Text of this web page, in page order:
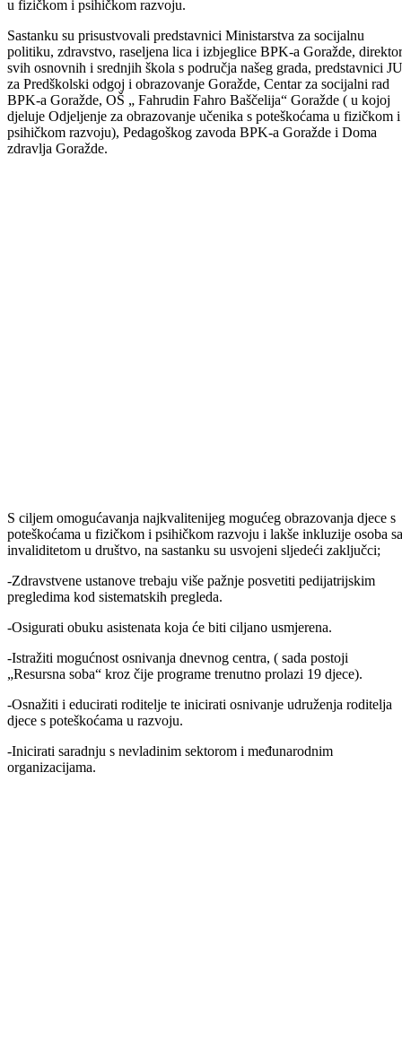
razvoju. Iz ovog ministarstva smatraju da ovo pitanje zahtijeva
multisektorski pristup, prevenstveno sektora obrazovanja te
zdravstvene i socijalne zaštite.
Zbog toga je juče, na inicijativu ministrice za obrazovanje, mlade,
nauku, kulturu i sport Bosansko-podrinjskog kantona Goražde
Begović, održan prvi radni sastanak svih relevantnih institucija i
ustanova koji su uključeni u odgoj i obrazovanje djece s poteškoćama
u fizičkom i psihičkom razvoju.
Sastanku su prisustvovali predstavnici Ministarstva za socijalnu
politiku, zdravstvo, raseljena lica i izbjeglice BPK-a Goražde,
svih osnovnih i srednjih škola s područja našeg grada, predstavnici JU
za Predškolski odgoj i obrazovanje Goražde, Centar za socijalni rad
BPK-a Goražde, OŠ „ Fahrudin Fahro Baščelija“ Goražde ( u kojoj
djeluje Odjeljenje za obrazovanje učenika s poteškoćama u fizičkom i
psihičkom razvoju), Pedagoškog zavoda BPK-a Goražde i Doma